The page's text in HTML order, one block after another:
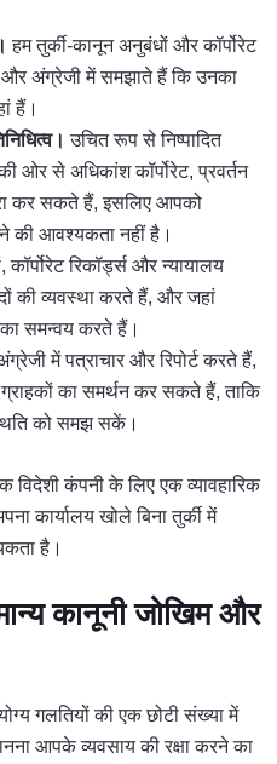
हम तुर्की-कानून अनुबंधों और कॉर्पोरेट
और अंग्रेजी में समझाते हैं कि उनका
हैं।
उचित रूप से निष्पादित
ओर से अधिकांश कॉर्पोरेट, प्रवर्तन
कर सकते हैं, इसलिए आपको
की आवश्यकता नहीं है।
रिकॉर्ड्स और न्यायालय
की व्यवस्था करते हैं, और जहां
समन्वय करते हैं।
में पत्राचार और रिपोर्ट करते हैं,
का समर्थन कर सकते हैं, ताकि
को समझ सकें।
कंपनी के लिए एक व्यावहारिक
कार्यालय खोले बिना तुर्की में
है।
कानूनी जोखिम और
गलतियों की एक छोटी संख्या में
आपके व्यवसाय की रक्षा करने का